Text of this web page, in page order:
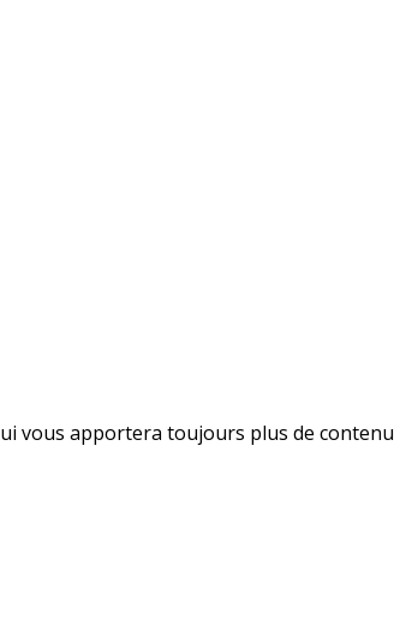
vous apportera toujours plus de contenu